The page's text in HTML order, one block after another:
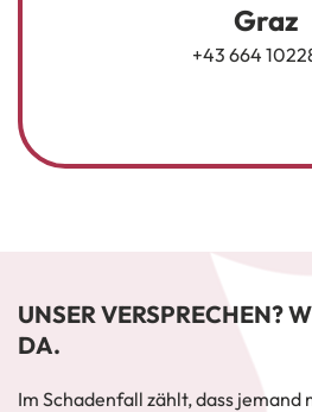
Graz
+43 664
UNSER VERSPRECHEN?
DA.
Im Schadenfall zählt, dass